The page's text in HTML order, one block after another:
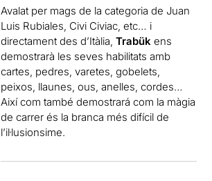
Avalat per mags de la categoria de Juan
Luis Rubiales, Civi Civiac, etc… i
directament des d’Itàlia,Trabük ens
demostrarà les seves habilitats amb
cartes, pedres, varetes, gobelets,
peixos, llaunes, ous, anelles, cordes…
Així com també demostrará com la màgia
de carrer és la branca més difícil de
l’il·lusionsime.